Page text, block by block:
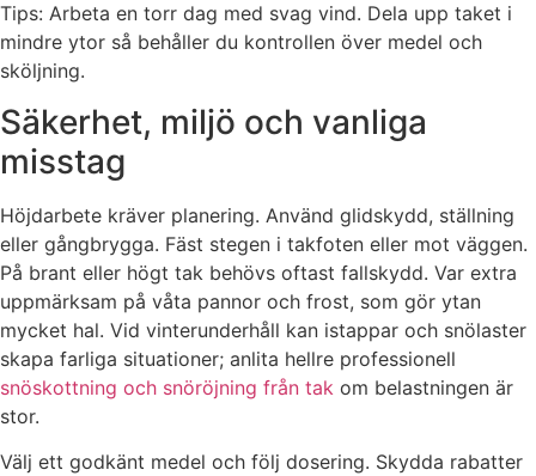
Tips: Arbeta en torr dag med svag vind. Dela upp taket i
mindre ytor så behåller du kontrollen över medel och
sköljning.
Säkerhet, miljö och vanliga
misstag
Höjdarbete kräver planering. Använd glidskydd, ställning
eller gångbrygga. Fäst stegen i takfoten eller mot väggen.
På brant eller högt tak behövs oftast fallskydd. Var extra
uppmärksam på våta pannor och frost, som gör ytan
mycket hal. Vid vinterunderhåll kan istappar och snölaster
skapa farliga situationer; anlita hellre professionell
snöskottning och snöröjning från tak om belastningen är
stor.
Välj ett godkänt medel och följ dosering. Skydda rabatter